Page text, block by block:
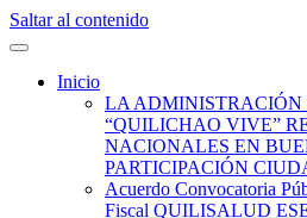
Saltar al contenido
Quilisalud
Inicio
LA ADMINISTRACIÓN
“QUILICHAO VIVE”
NACIONALES EN
PARTICIPACIÓN
Acuerdo Convocatoria
Fiscal QUILISALUD